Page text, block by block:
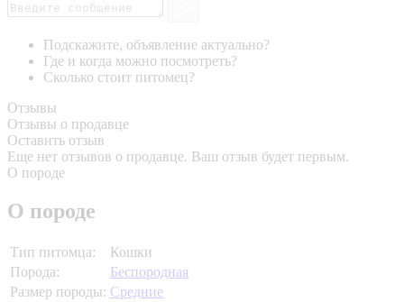
Подскажите, объявление актуально?
Где и когда можно посмотреть?
Сколько стоит питомец?
Отзывы
Отзывы о продавце
Оставить отзыв
Еще нет отзывов о продавце. Ваш отзыв будет первым.
О породе
О породе
Тип питомца:
Кошки
Порода:
Беспородная
Размер породы: Средние